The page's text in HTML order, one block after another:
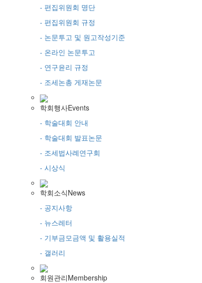
- 편집위원회 명단
- 편집위원회 규정
- 논문투고 및 원고작성기준
- 온라인 논문투고
- 연구윤리 규정
- 조세논총 게재논문
학회행사Events
- 학술대회 안내
- 학술대회 발표논문
- 조세법사례연구회
- 시상식
학회소식News
- 공지사항
- 뉴스레터
- 기부금모금액 및 활용실적
- 갤러리
회원관리Membership